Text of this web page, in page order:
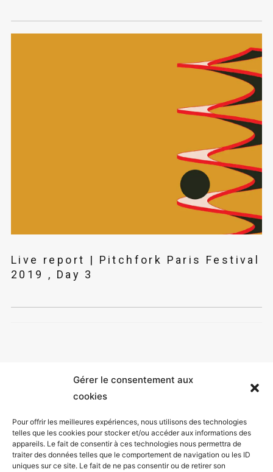
Gérer le consentement aux
cookies
Pour offrir les meilleures expériences, nous utilisons des technologies
telles que les cookies pour stocker et/ou accéder aux informations des
appareils. Le fait de consentir à ces technologies nous permettra de
traiter des données telles que le comportement de navigation ou les ID
uniques sur ce site. Le fait de ne pas consentir ou de retirer son
Live report | Pitchfork Paris Festival
2019 , Day 3
Mentions légales